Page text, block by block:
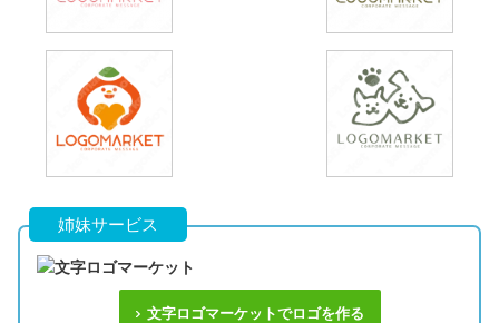
姉妹サービス
文字ロゴマーケットでロゴを作る